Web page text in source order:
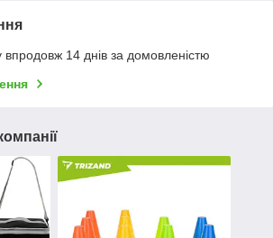
14 днів за домовленістю